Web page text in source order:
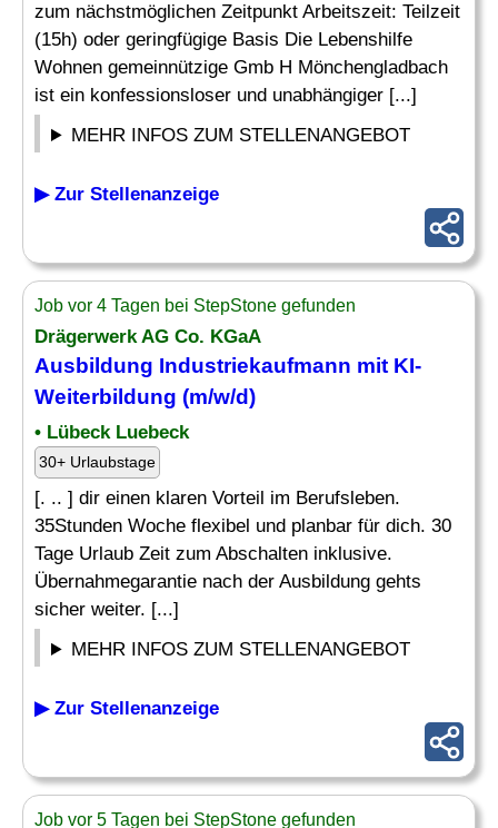
zum nächstmöglichen Zeitpunkt Arbeitszeit: Teilzeit
(15h) oder geringfügige Basis Die Lebenshilfe
Wohnen gemeinnützige Gmb H Mönchengladbach
ist ein konfessionsloser und unabhängiger [...]
MEHR INFOS ZUM STELLENANGEBOT
▶ Zur Stellenanzeige
Job vor 4 Tagen bei StepStone gefunden
Drägerwerk AG Co. KGaA
Ausbildung Industriekaufmann mit KI-
Weiterbildung (m/w/d)
• Lübeck Luebeck
30+ Urlaubstage
[. .. ] dir einen klaren Vorteil im Berufsleben.
35Stunden Woche flexibel und planbar für dich. 30
Tage Urlaub Zeit zum Abschalten inklusive.
Übernahmegarantie nach der Ausbildung gehts
sicher weiter. [...]
MEHR INFOS ZUM STELLENANGEBOT
▶ Zur Stellenanzeige
Job vor 5 Tagen bei StepStone gefunden